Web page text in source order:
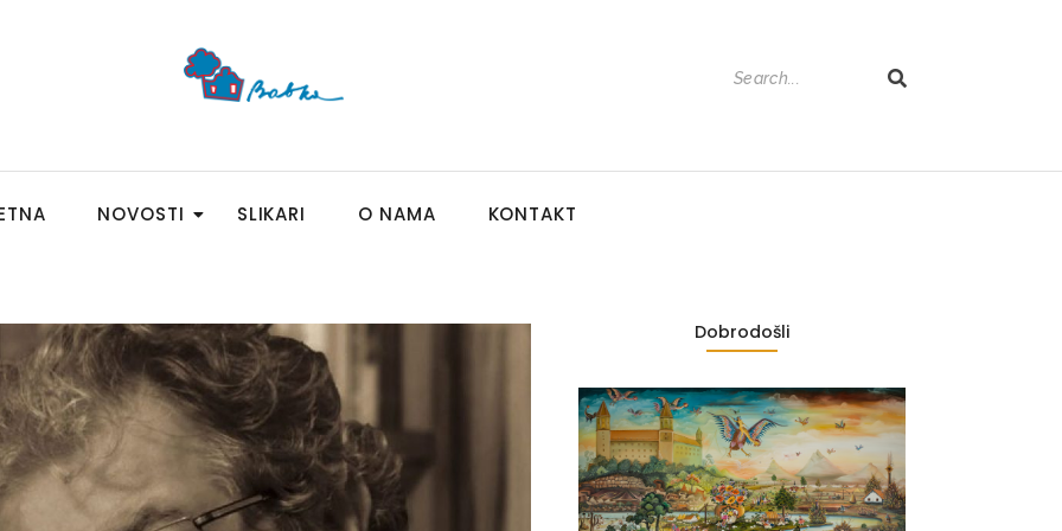
NOVOSTI SLIKARI O NAMA KONTAKT
Dobrodošli